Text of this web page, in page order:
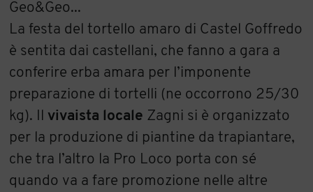
Geo&Geo...
La festa del tortello amaro di Castel Goffredo
è sentita dai castellani, che fanno a gara a
conferire erba amara per l’imponente
preparazione di tortelli (ne occorrono 25/30
kg). Il vivaista locale Zagni si è organizzato
per la produzione di piantine da trapiantare,
che tra l’altro la Pro Loco porta con sé
quando va a fare promozione nelle altre